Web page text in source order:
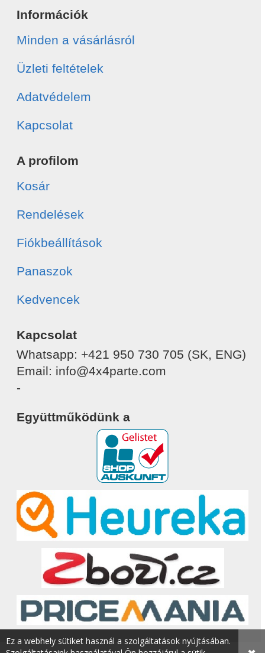
Információk
Minden a vásárlásról
Üzleti feltételek
Adatvédelem
Kapcsolat
A profilom
Kosár
Rendelések
Fiókbeállítások
Panaszok
Kedvencek
Kapcsolat
Whatsapp: +421 950 730 705 (SK, ENG)
Email: info@4x4parte.com
-
Együttműködünk a
Ez a webhely sütiket használ a szolgáltatások nyújtásában.